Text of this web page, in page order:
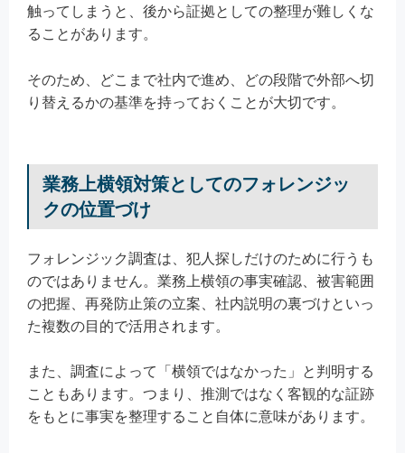
触ってしまうと、後から証拠としての整理が難しくな
ることがあります。
そのため、どこまで社内で進め、どの段階で外部へ切
り替えるかの基準を持っておくことが大切です。
業務上横領対策としてのフォレンジッ
クの位置づけ
フォレンジック調査は、犯人探しだけのために行うも
のではありません。業務上横領の事実確認、被害範囲
の把握、再発防止策の立案、社内説明の裏づけといっ
た複数の目的で活用されます。
また、調査によって「横領ではなかった」と判明する
こともあります。つまり、推測ではなく客観的な証跡
をもとに事実を整理すること自体に意味があります。